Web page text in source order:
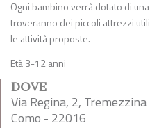
Ogni bambino verrà dotato di
troveranno dei piccoli attrezzi
le attività proposte.
Età 3-12 anni
DOVE
Via Regina, 2, Tremezzina
Como - 22016